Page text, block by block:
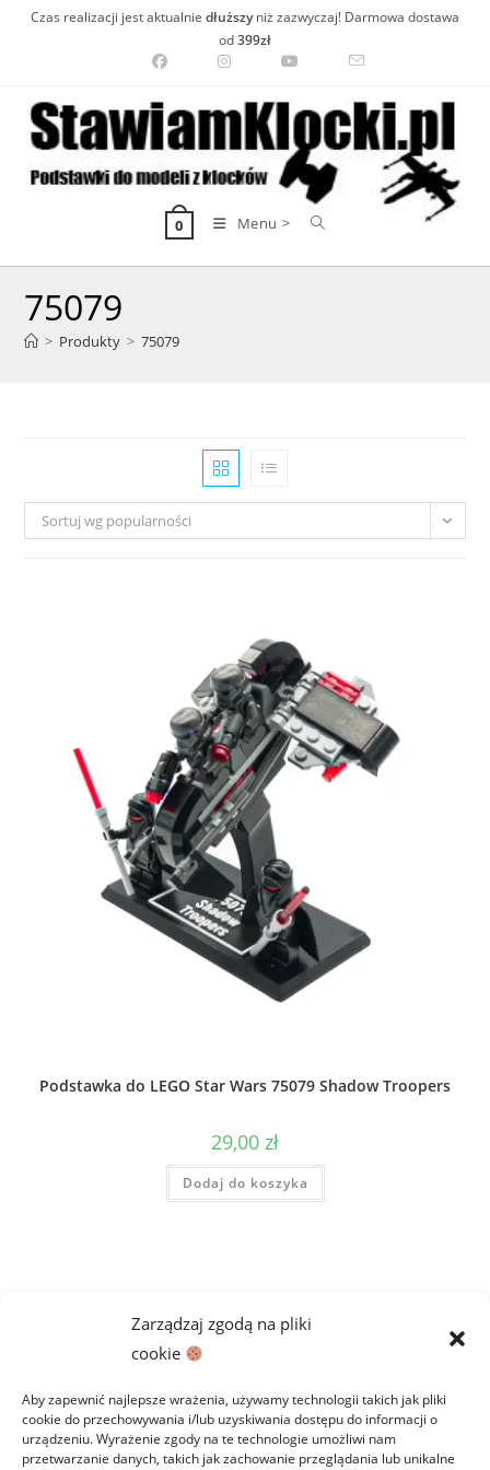
Zarządzaj zgodą na pliki
cookie
Aby zapewnić najlepsze wrażenia, używamy technologii takich jak pliki
cookie do przechowywania i/lub uzyskiwania dostępu do informacji o
urządzeniu. Wyrażenie zgody na te technologie umożliwi nam
przetwarzanie danych, takich jak zachowanie przeglądania lub unikalne
Czas realizacji jest aktualnie dłuższyniż zazwyczaj! Darmowa dostawa
od399zł
0 Menu >
75079
> Produkty > 75079
Sortuj wg popularności
Podstawka do LEGO Star Wars 75079 Shadow Troopers
29,00 zł
Dodaj do koszyka